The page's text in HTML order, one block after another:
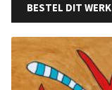
BESTEL DIT WERK